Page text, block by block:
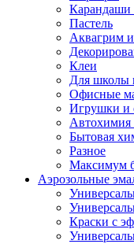
Пастель
Аквагрим
Клеи
Для школы
Офисные
Игрушки и
Автохимия
Бытовая
Разное
Максимум
Аэрозольные
Краски с